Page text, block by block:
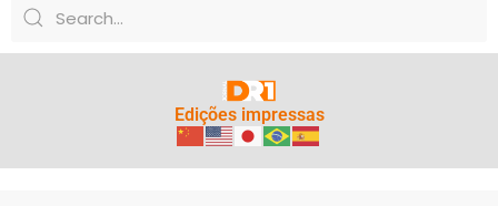
Edições impressas